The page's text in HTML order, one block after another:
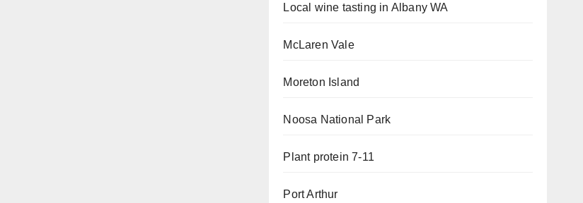
Local wine tasting in Albany WA
McLaren Vale
Moreton Island
Noosa National Park
Plant protein 7-11
Port Arthur